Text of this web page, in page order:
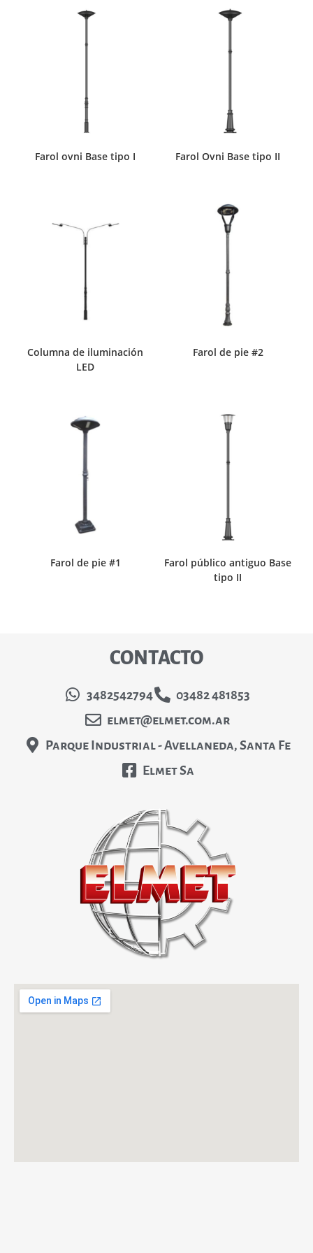
Farol ovni Base tipo I Farol Ovni Base tipo II
Columna de iluminación
LED
Farol de pie #2
Farol de pie #1
Farol público antiguo Base
tipo II
CONTACTO
3482542794
03482 481853
elmet@elmet.com.ar
Parque Industrial - Avellaneda, Santa Fe
Elmet Sa